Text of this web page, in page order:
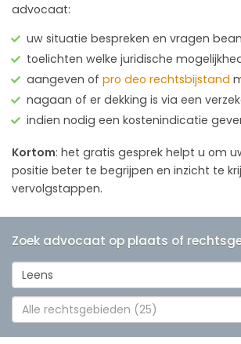
advocaat:
uw situatie bespreken en vragen
toelichten welke juridische
aangeven of pro deo rechtsbijstand
nagaan of er dekking is via een
indien nodig een kostenindicatie
Kortom: het gratis gesprek helpt u om
positie beter te begrijpen en inzicht te
vervolgstappen.
Zoek advocaat op plaats of
Leens
Alle rechtsgebieden (25)